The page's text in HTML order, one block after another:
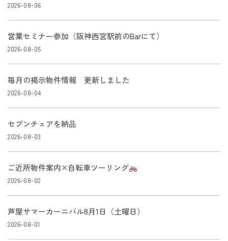
2026-08-06
営業セミナー参加（阪神西宮駅前のBarにて）
2026-08-05
毎月の掲示物件情報 更新しました
2026-08-04
セブンチェアを納品
2026-08-03
ご近所物件案内×自転車ツーリング
2026-08-02
芦屋サマーカーニバル8月1日（土曜日）
2026-08-01